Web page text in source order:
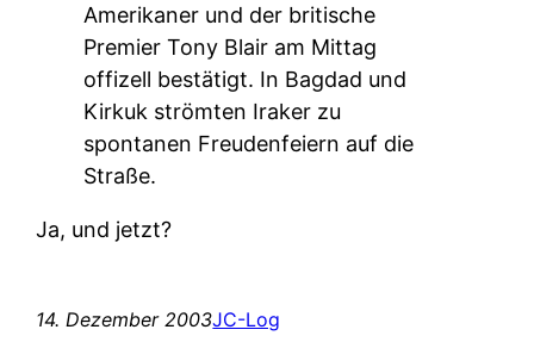
Amerikaner und der britische
Premier Tony Blair am Mittag
offizell bestätigt. In Bagdad und
Kirkuk strömten Iraker zu
spontanen Freudenfeiern auf die
Straße.
Ja, und jetzt?
14. Dezember 2003JC-Log